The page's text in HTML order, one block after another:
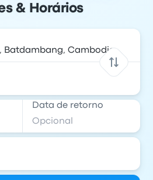
& Horários
Data de retorno